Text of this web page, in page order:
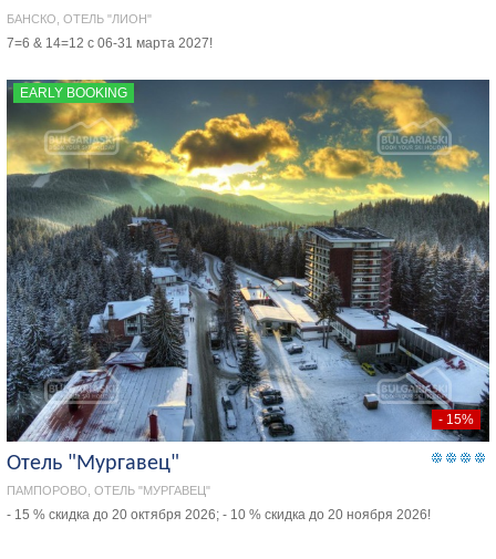
БАНСКО, ОТЕЛЬ "ЛИОН"
7=6 & 14=12 с 06-31 марта 2027!
EARLY BOOKING
- 15%
Отель "Мургавец"
ПАМПОРОВО, ОТЕЛЬ "МУРГАВЕЦ"
- 15 % скидка до 20 октября 2026; - 10 % скидка до 20 ноября 2026!